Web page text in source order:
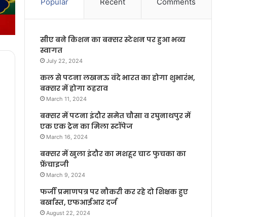
सीए बने किशन का बक्सर स्टेशन पर हुआ भव्य
स्वागत
July 22, 2024
कल से पटना लखनऊ वंदे भारत का होगा शुभारंभ,
बक्सर में होगा ठहराव
March 11, 2024
बक्सर में पटना इंदौर समेत चौसा व रघुनाथपुर में
एक एक ट्रेन का मिला स्टॉपेज
March 16, 2024
बक्सर में खुला इंदौर का मशहूर चाट फुचका का
फ्रेंचाइजी
March 9, 2024
फर्जी प्रमाणपत्र पर नौकरी कर रहे दो शिक्षक हुए
बर्खास्त, एफआईआर दर्ज
August 22, 2024